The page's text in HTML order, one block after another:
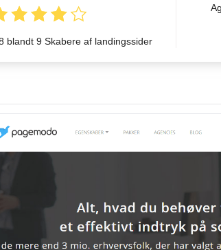
blandt 9 Skabere af landingssider